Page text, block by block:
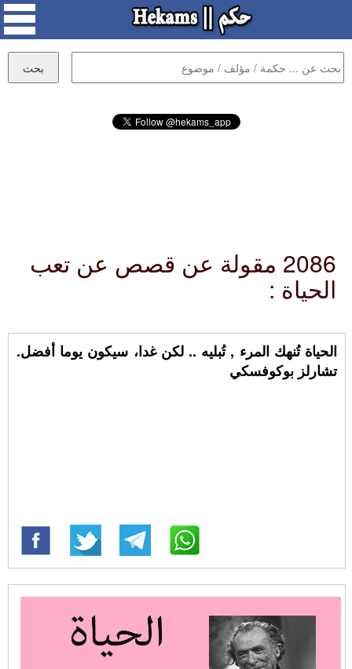
2086 مقولة عن قصص عن تعب
الحياة :
الحياة تُنهك المرء , تُبليه .. لكن غدا، سيكون يوما أفضل.
تشارلز بوكوفسكي